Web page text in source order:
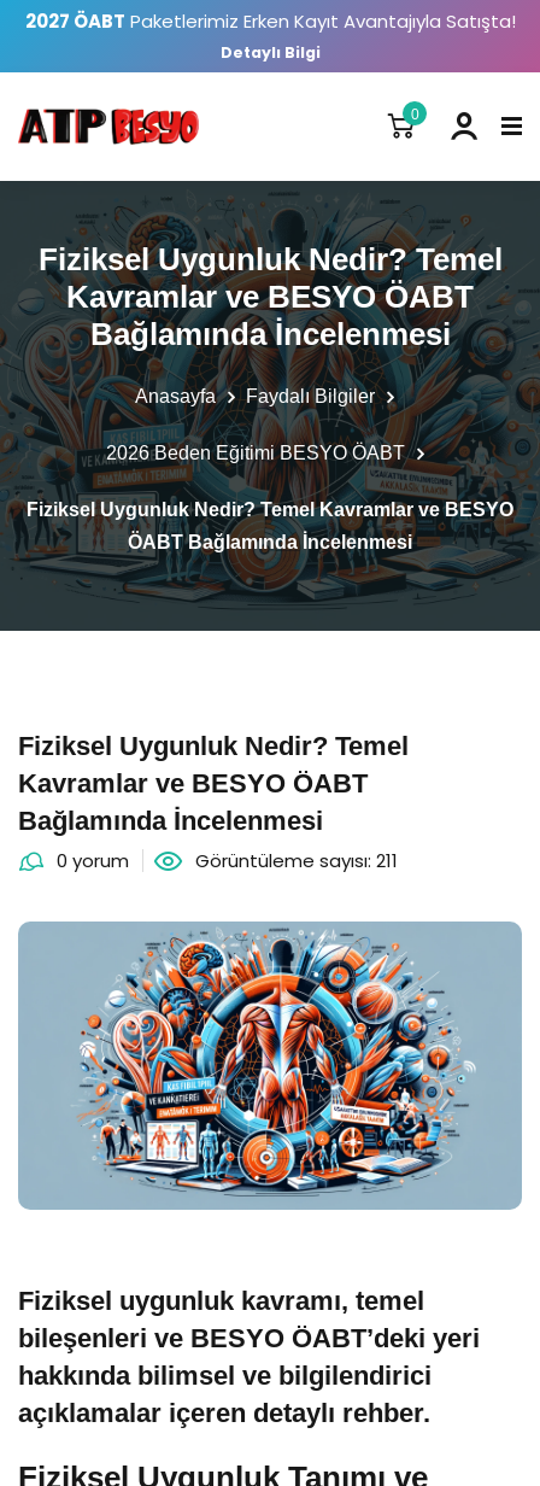
2027 ÖABT Paketlerimiz Erken Kayıt Avantajıyla Satışta!
Detaylı Bilgi
0
Fiziksel Uygunluk Nedir? Temel
Kavramlar ve BESYO ÖABT
Bağlamında İncelenmesi
Anasayfa Faydalı Bilgiler
2026 Beden Eğitimi BESYO ÖABT
Fiziksel Uygunluk Nedir? Temel Kavramlar ve BESYO
ÖABT Bağlamında İncelenmesi
Fiziksel Uygunluk Nedir? Temel
Kavramlar ve BESYO ÖABT
Bağlamında İncelenmesi
0 yorum Görüntüleme sayısı: 211
Fiziksel uygunluk kavramı, temel
bileşenleri ve BESYO ÖABT’deki yeri
hakkında bilimsel ve bilgilendirici
açıklamalar içeren detaylı rehber.
Fiziksel Uygunluk Tanımı ve